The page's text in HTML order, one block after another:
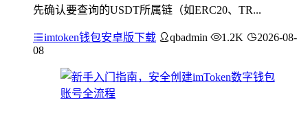
先确认要查询的USDT所属链（如ERC20、TR...
imtoken钱包安卓版下载 qbadmin 1.2K
2026-08-
08